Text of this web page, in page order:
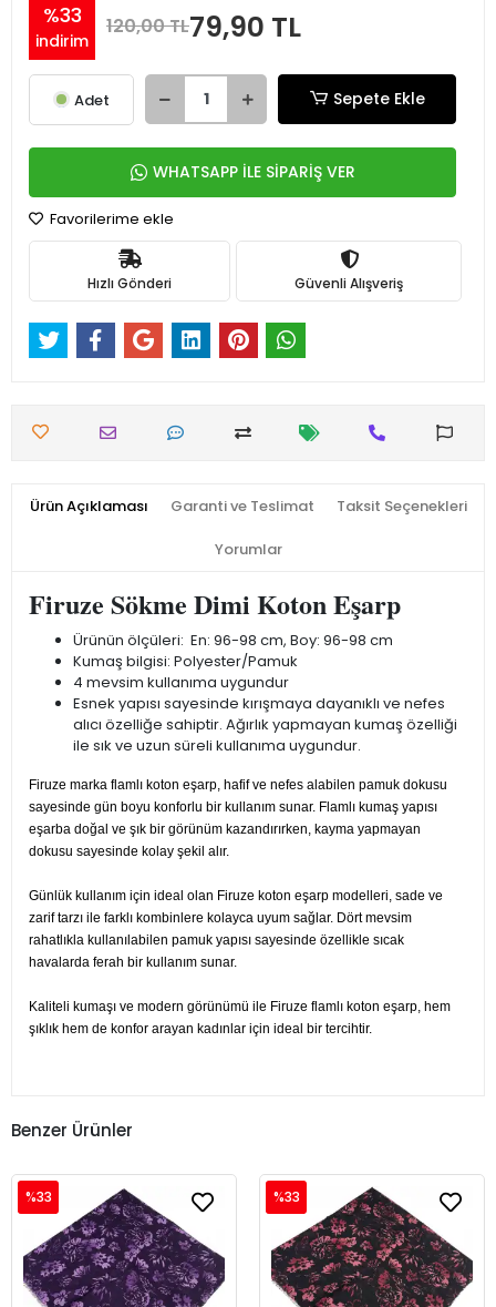
%33
indirim
120,00 TL79,90 TL
Adet Sepete Ekle
WHATSAPP İLE SİPARİŞ VER
Favorilerime ekle
Hızlı Gönderi Güvenli Alışveriş
Ürün Açıklaması Garanti ve Teslimat Taksit Seçenekleri
Yorumlar
Firuze Sökme Dimi Koton Eşarp
Ürünün ölçüleri: En: 96-98 cm, Boy: 96-98 cm
Kumaş bilgisi: Polyester/Pamuk
4 mevsim kullanıma uygundur
Esnek yapısı sayesinde kırışmaya dayanıklı ve nefes
alıcı özelliğe sahiptir. Ağırlık yapmayan kumaş özelliği
ile sık ve uzun süreli kullanıma uygundur.
Firuze marka flamlı koton eşarp, hafif ve nefes alabilen pamuk dokusu
sayesinde gün boyu konforlu bir kullanım sunar. Flamlı kumaş yapısı
eşarba doğal ve şık bir görünüm kazandırırken, kayma yapmayan
dokusu sayesinde kolay şekil alır.
Günlük kullanım için ideal olan Firuze koton eşarp modelleri, sade ve
zarif tarzı ile farklı kombinlere kolayca uyum sağlar. Dört mevsim
rahatlıkla kullanılabilen pamuk yapısı sayesinde özellikle sıcak
havalarda ferah bir kullanım sunar.
Kaliteli kumaşı ve modern görünümü ile Firuze flamlı koton eşarp, hem
şıklık hem de konfor arayan kadınlar için ideal bir tercihtir.
Benzer Ürünler
%33 %33